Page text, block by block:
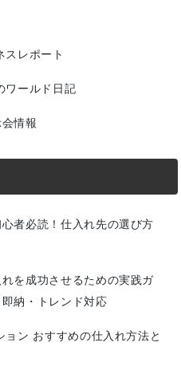
スレポート
ワールド日記
情報
心者必読！仕入れ先の選び方
を成功させるための実践ガ
納・トレンド対応
ョン おすすめの仕入れ方法と